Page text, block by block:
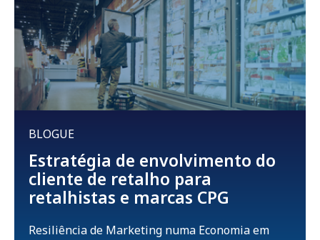
BLOGUE
Estratégia de envolvimento do
cliente de retalho para
retalhistas e marcas CPG
Resiliência de Marketing numa Economia em